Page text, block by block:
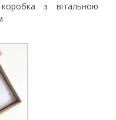
з вітальною